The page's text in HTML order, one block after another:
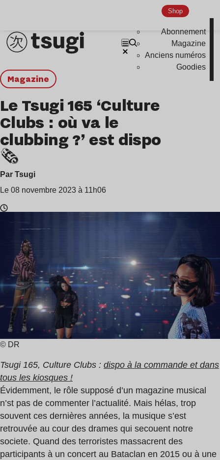
Shop
Abonnement
Magazine
Anciens numéros
Goodies
magazine
Le Tsugi 165 ‘Culture
Clubs : où va le
clubbing ?’ est dispo
🗞️
Par Tsugi
Le 08 novembre 2023 à 11h06
lecture
min
© DR
Tsugi 165, Culture Clubs : dispo à la commande et dans
tous les kiosques !
Évidemment, le rôle supposé d’un magazine musical
n’st pas de commenter l’actualité. Mais hélas, trop
souvent ces dernières années, la musique s’est
retrouvée au cour des drames qui secouent notre
societe. Quand des terroristes massacrent des
participants à un concert au Bataclan en 2015 ou à une